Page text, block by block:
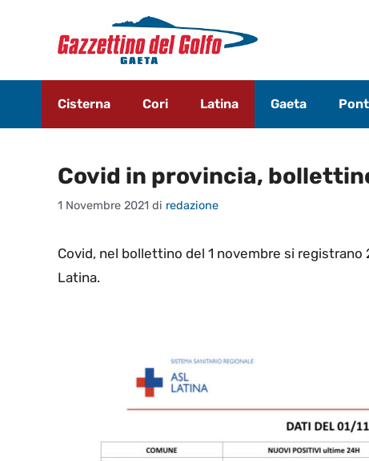
contenuto
Cisterna Cori Latina Gaeta
Covid in provincia,
1 Novembre 2021 di redazione
Covid, nel bollettino del 1 novembre si
Latina.